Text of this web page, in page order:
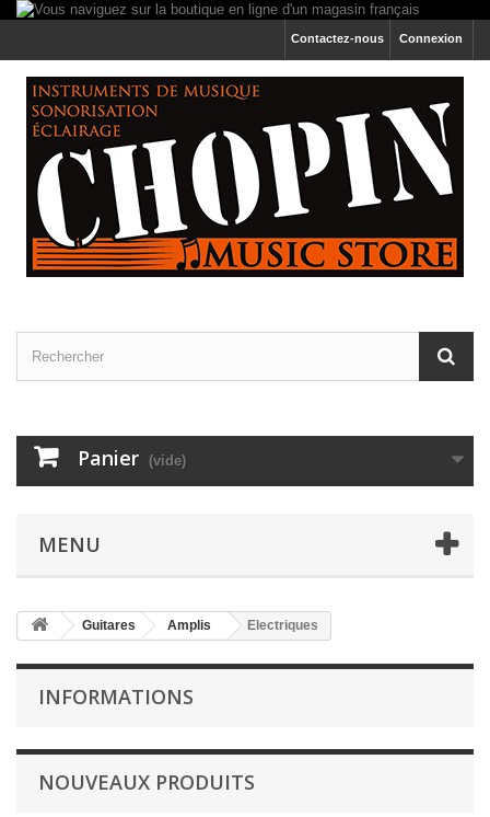
Connexion
Contactez-nous
Panier (vide)
MENU
Guitares Amplis Electriques
INFORMATIONS
NOUVEAUX PRODUITS